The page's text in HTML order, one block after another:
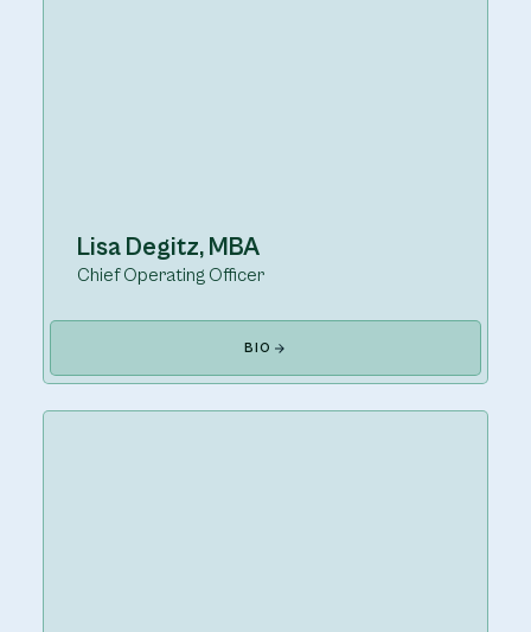
Lisa Degitz, MBA
Chief Operating Officer
BIO